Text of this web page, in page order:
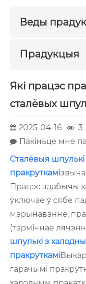
Веды
Прадукцыя
Які працэс
сталёвых
2025-04-16
3
Пакіньце мне
Сталёвыя
пракруткамі
Працэс здабычы
ўключае ў сябе
марынаванне,
(тэрмічнае
шпулькі з
пракруткамі
гарачымі